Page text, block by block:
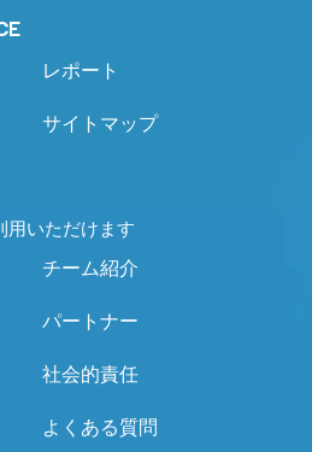
レポート
サイトマップ
用いただけます
チーム紹介
パートナー
社会的責任
よくある質問